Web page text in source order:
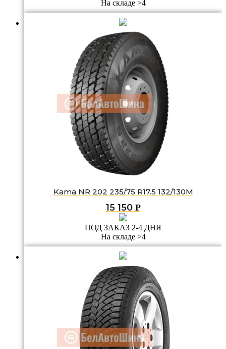
На складе >4
Kama NR 202 235/75 R17.5 132/130M
15 150 Р
ПОД ЗАКАЗ 2-4 ДНЯ
На складе >4